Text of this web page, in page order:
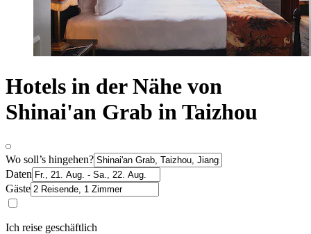
Hotels in der Nähe von
Shinai'an Grab in Taizhou
Wo soll’s hingehen?
Daten
Gäste
Ich reise geschäftlich